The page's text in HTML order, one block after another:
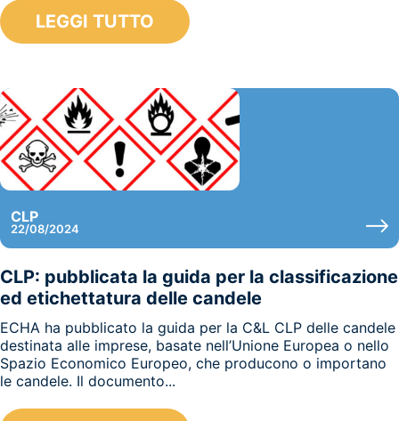
LEGGI TUTTO
CLP
22/08/2024
CLP: pubblicata la guida per la classificazione
ed etichettatura delle candele
ECHA ha pubblicato la guida per la C&L CLP delle candele
destinata alle imprese, basate nell’Unione Europea o nello
Spazio Economico Europeo, che producono o importano
le candele. Il documento...